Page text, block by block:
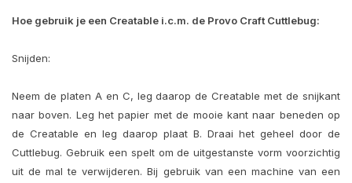
Hoe gebruik je een Creatable i.c.m. de Provo Craft Cuttlebug:
Snijden:
Neem de platen A en C, leg daarop de Creatable met de snijkant
naar boven. Leg het papier met de mooie kant naar beneden op
de Creatable en leg daarop plaat B. Draai het geheel door de
Cuttlebug. Gebruik een spelt om de uitgestanste vorm voorzichtig
uit de mal te verwijderen. Bij gebruik van een machine van een